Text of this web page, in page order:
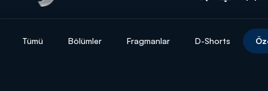
Tümü Bölümler Fragmanlar D-Shorts